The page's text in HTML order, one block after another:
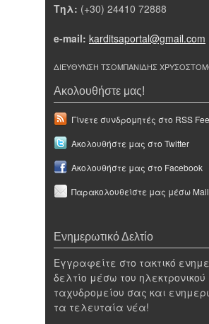
Τηλ: (+30) 24410 72888
e-mail: karditsaportal@gmail.com
ΔΙΕΥΘΥΝΣΗ ΤΣΟΜΠΑΝΙΔΗΣ
Ακολουθήστε μας!
Γίνετε συνδρομητές στο RSS
Ακολουθήστε μας στο Twitter
Ακολουθήστε μας στο Facebook
Παρακολουθείστε μας μέσω Mail
Ενημερωτικό Δελτίο
Εγγραφείτε στο τακτικό
δελτίο μέσω του ηλεκτρονικού
ταχυδρομείου σας και
τα τελευταία νέα!